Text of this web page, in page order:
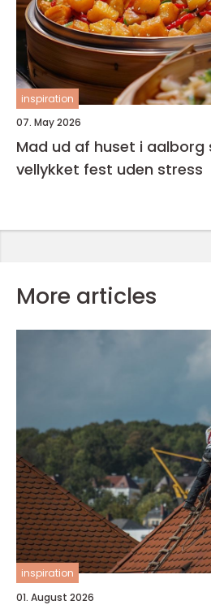
inspiration
07. May 2026
Mad ud af huset i aalborg sådan får du en
vellykket fest uden stress
More articles
inspiration
01. August 2026